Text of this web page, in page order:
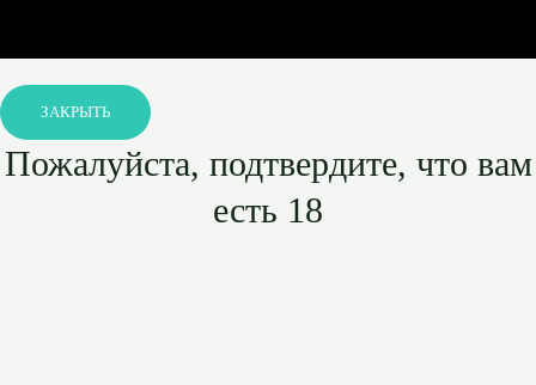
ЗАКРЫТЬ
Пожалуйста, подтвердите, что вам
есть 18